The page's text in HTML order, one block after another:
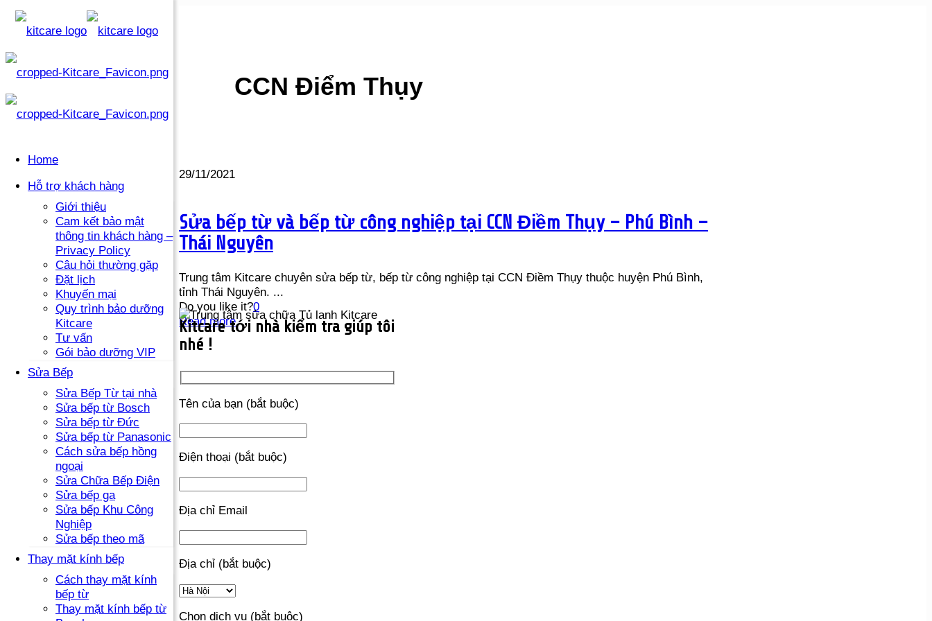
Home
Hỗ trợ khách hàng
Giới thiệu
Cam kết bảo mật
thông tin khách hàng –
Privacy Policy
Câu hỏi thường gặp
Đặt lịch
Khuyến mại
Quy trình bảo dưỡng
Kitcare
Tư vấn
Gói bảo dưỡng VIP
Sửa Bếp
Sửa Bếp Từ tại nhà
Sửa bếp từ Bosch
Sửa bếp từ Đức
Sửa bếp từ Panasonic
Cách sửa bếp hồng
ngoại
Sửa Chữa Bếp Điện
Sửa bếp ga
Sửa bếp Khu Công
Nghiệp
Sửa bếp theo mã
Thay mặt kính bếp
Cách thay mặt kính
bếp từ
Thay mặt kính bếp từ
CCN Điểm Thụy
29/11/2021
Sửa bếp từ và bếp từ công nghiệp tại CCN Điềm Thụy – Phú Bình –
Thái Nguyên
Trung tâm Kitcare chuyên sửa bếp từ, bếp từ công nghiệp tại CCN Điềm Thụy thuộc huyện Phú Bình,
tỉnh Thái Nguyên. ...
Do you like it?0
Read more
Kitcare tới nhà kiểm tra giúp tôi
nhé !
Tên của bạn (bắt buộc)
Điện thoại (bắt buộc)
Địa chỉ Email
Địa chỉ (bắt buộc)
Chọn dịch vụ (bắt buộc)